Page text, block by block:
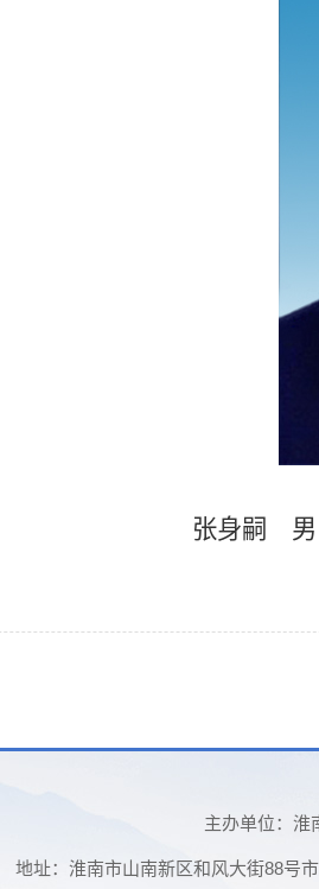
张身嗣 男
主办单位：淮
地址：淮南市山南新区和风大街88号